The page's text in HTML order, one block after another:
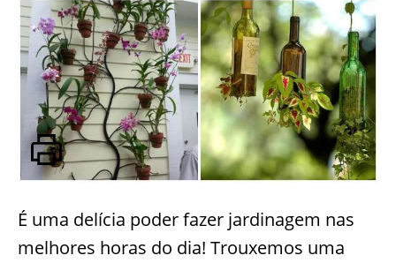
É uma delícia poder fazer jardinagem nas
melhores horas do dia! Trouxemos uma